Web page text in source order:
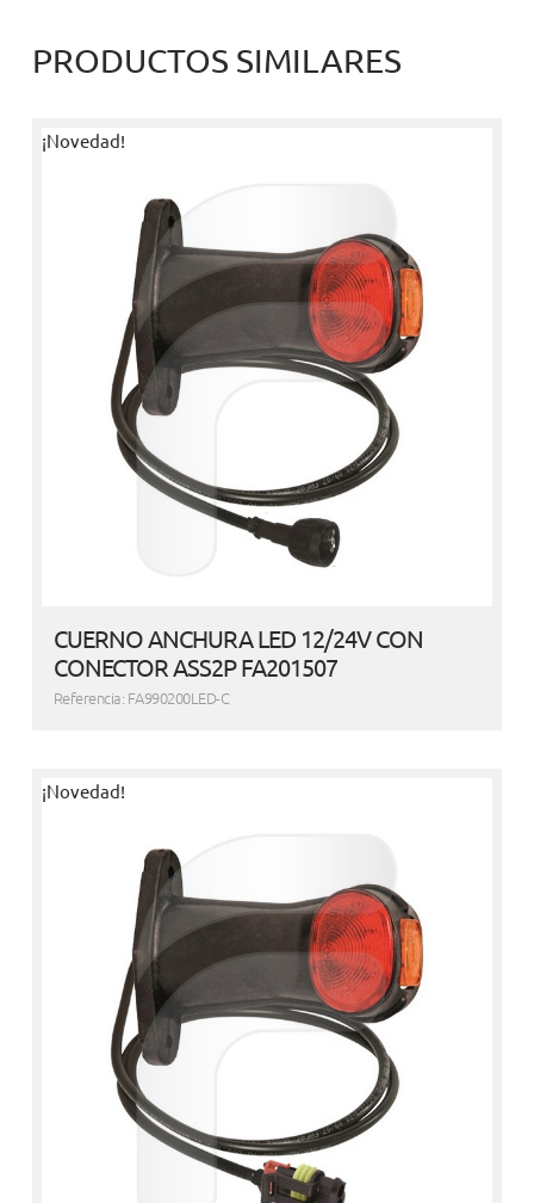
PRODUCTOS SIMILARES
¡Novedad!
CUERNO ANCHURA LED 12/24V CON
CONECTOR ASS2P FA201507
Referencia: FA990200LED-C
¡Novedad!